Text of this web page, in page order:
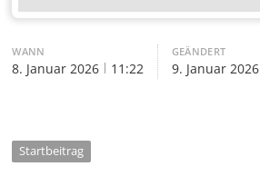
WANN
8. Januar 2026 11:22
GEÄNDERT
9. Januar 2026
Startbeitrag